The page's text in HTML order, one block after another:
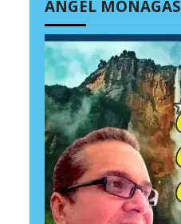
ÁNGEL MONAGAS